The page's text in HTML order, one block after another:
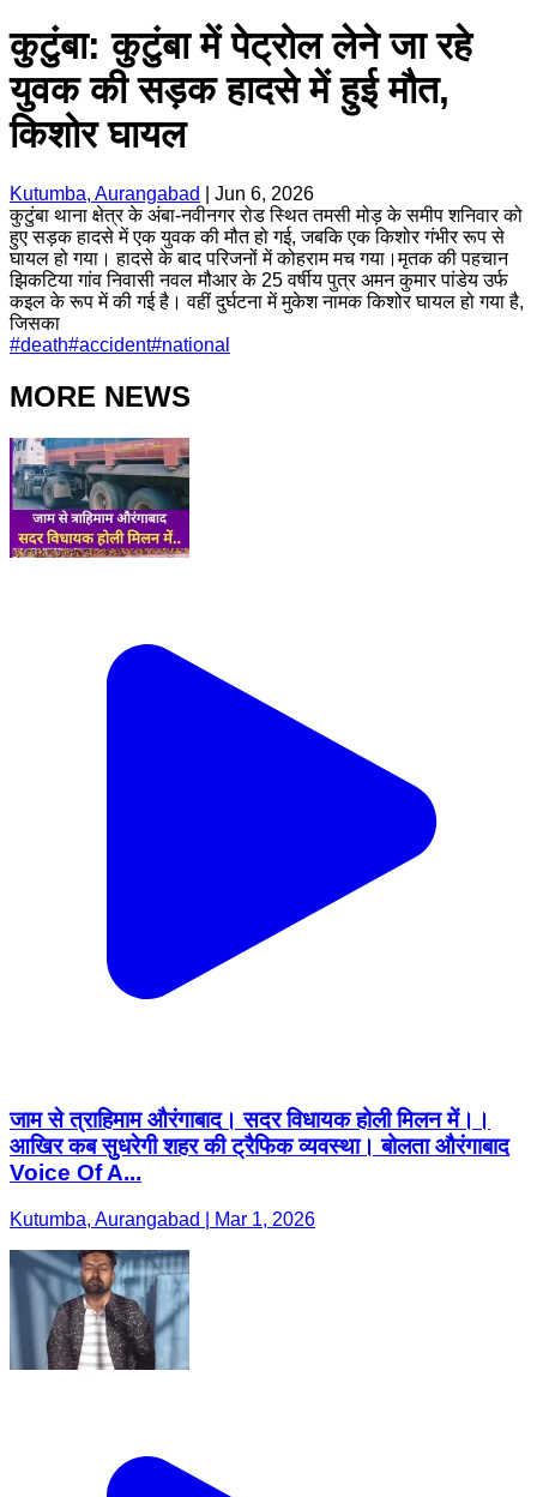
कुटुंबा: कुटुंबा में पेट्रोल लेने जा रहे
युवक की सड़क हादसे में हुई मौत,
किशोर घायल
Kutumba, Aurangabad
Jun 6, 2026
कुटुंबा थाना क्षेत्र के अंबा-नवीनगर रोड स्थित तमसी मोड़ के समीप शनिवार को
हुए सड़क हादसे में एक युवक की मौत हो गई, जबकि एक किशोर गंभीर रूप से
घायल हो गया। हादसे के बाद परिजनों में कोहराम मच गया।मृतक की पहचान
झिकटिया गांव निवासी नवल मौआर के 25 वर्षीय पुत्र अमन कुमार पांडेय उर्फ
कइल के रूप में की गई है। वहीं दुर्घटना में मुकेश नामक किशोर घायल हो गया है,
जिसका
#death#accident#national
MORE NEWS
जाम से त्राहिमाम औरंगाबाद। सदर विधायक होली मिलन में।।
आखिर कब सुधरेगी शहर की ट्रैफिक व्यवस्था। बोलता औरंगाबाद
Voice Of A...
Kutumba, Aurangabad | Mar 1, 2026